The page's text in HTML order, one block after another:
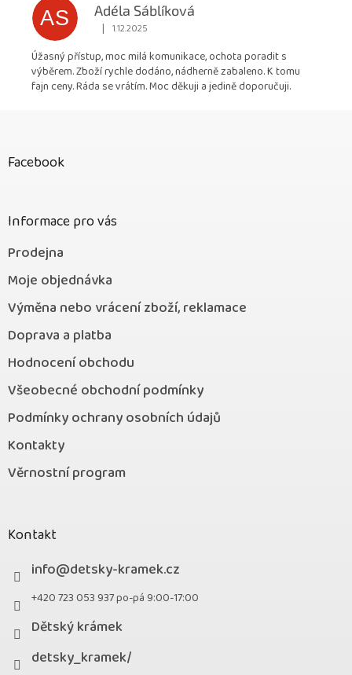
AS
Adéla Sáblíková
Hodnocení obchodu je 5 z 5 hvězdiček.
| 1.12.2025
Úžasný přístup, moc milá komunikace, ochota poradit s
výběrem. Zboží rychle dodáno, nádherně zabaleno. K tomu
fajn ceny. Ráda se vrátím. Moc děkuji a jedině doporučuji.
Facebook
Informace pro vás
Prodejna
Moje objednávka
Výměna nebo vrácení zboží, reklamace
Doprava a platba
Hodnocení obchodu
Všeobecné obchodní podmínky
Podmínky ochrany osobních údajů
Kontakty
Věrnostní program
Kontakt
info@detsky-kramek.cz
+420 723 053 937 po-pá 9:00-17:00
Dětský krámek
detsky_kramek/